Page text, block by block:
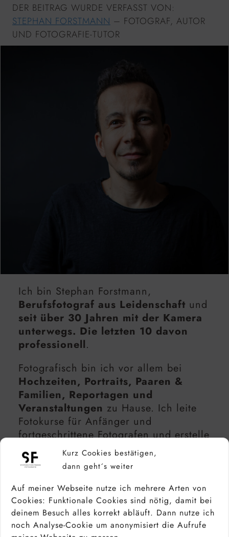
Kurz Cookies bestätigen,
dann geht´s weiter
Auf meiner Webseite nutze ich mehrere Arten von
Cookies: Funktionale Cookies sind nötig, damit bei
deinem Besuch alles korrekt abläuft. Dann nutze ich
noch Analyse-Cookie um anonymisiert die Aufrufe
DER BEITRAG WURDE VERFASST VON:
STEPHAN FORSTMANN – FOTOGRAF, AUTOR
UND FOTOGRAFIE-TUTOR
Ich bin Stephan Forstmann,
Berufsfotograf aus Leidenschaft und
seit über 30 Jahren mit der Kamera
unterwegs. Die letzten 10 davon
professionell.
Fotografisch bin ich vor allem bei
Hochzeiten, Portraits, Paaren &
Familien, Reportagen und
Veranstaltungen zu Hause. Ich leite
Fotokurse für Anfänger und
fortgeschrittene Fotografen und erstelle
Tutorials, in denen ich meine
Erfahrungen aus der Praxis weitergebe.
Bevor ich mich selbstständig gemacht
habe, kam ich aus derITund habe
viele Jahre imMarketinggearbeitet.
Eine Kombination, die mir heute bei
Technik, Workflow und